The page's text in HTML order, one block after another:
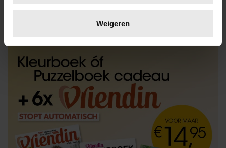
verwerkt en stel uw voorkeuren in het
intrekken in de Cookieverklaring.
We gebruiken cookies om content en advertenties te
personaliseren, om functies voor social media te bieden
en om ons websiteverkeer te analyseren. Ook delen we
informatie over uw gebruik van onze site met onze
partners voor social media, adverteren en analyse. Deze
partners kunnen deze gegevens combineren met andere
informatie die u aan ze heeft verstrekt of die ze hebben
Weigeren